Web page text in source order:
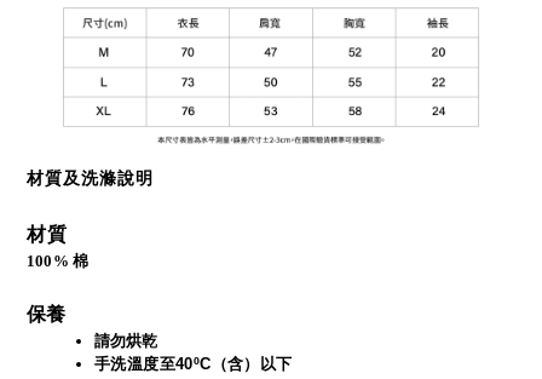
材質及洗滌說明
材質
100% 棉
保養
請勿烘乾
手洗溫度至40ºC（含）以下